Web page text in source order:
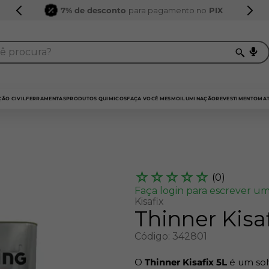
7% de desconto para pagamento no PIX
CIVILFERRAMENTASPRODUTOS QUIMICOSFAÇA VOCÊ MESMOILUMINAÇÃOREVESTIMENTO
☆ ☆ ☆ ☆ ☆ (0)
Faça login para escrever
Kisafix
Thinner
Código: 342801
O Thinner Kisafix 5L é um
1º
sarrafo
5º
napa
7 º
bagum
9º
pinus